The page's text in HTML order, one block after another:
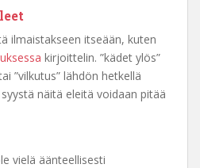
ilmaistakseen itseään, kuten
kirjoittelin. ”kädet ylös”
”vilkutus” lähdön hetkellä
näitä eleitä voidaan pitää
vielä äänteellisesti